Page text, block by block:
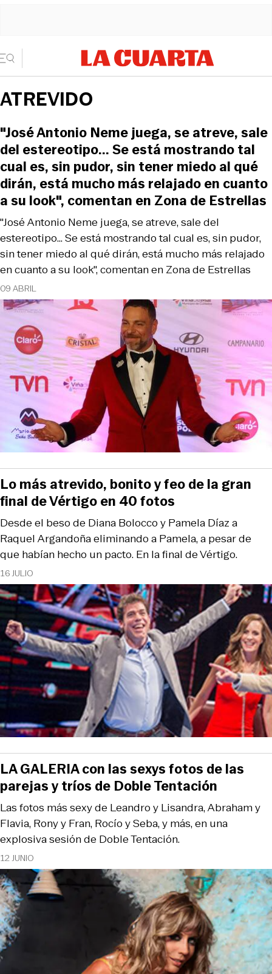
ATREVIDO
09 ABRIL
"José Antonio Neme juega, se atreve, sale del
estereotipo... Se está mostrando tal cual es, sin pudor,
sin tener miedo al qué dirán, está mucho más relajado
en cuanto a su look", comentan en Zona de Estrellas
"José Antonio Neme juega, se atreve, sale
del estereotipo... Se está mostrando tal
cual es, sin pudor, sin tener miedo al qué
dirán, está mucho más relajado en cuanto
a su look", comentan en Zona de Estrellas
16 JULIO
Desde el beso de Diana Bolocco y Pamela Díaz a
Raquel Argandoña eliminando a Pamela, a pesar de
que habían hecho un pacto. En la final de Vértigo.
Lo más atrevido, bonito y feo de la gran
final de Vértigo en 40 fotos
12 JUNIO
Las fotos más sexy de Leandro y Lisandra, Abraham y
Flavia, Rony y Fran, Rocío y Seba, y más, en una
explosiva sesión de Doble Tentación.
LA GALERIA con las sexys fotos de las
parejas y tríos de Doble Tentación